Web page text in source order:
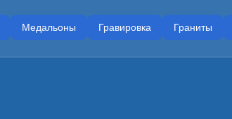
Медальоны Гравировка Граниты